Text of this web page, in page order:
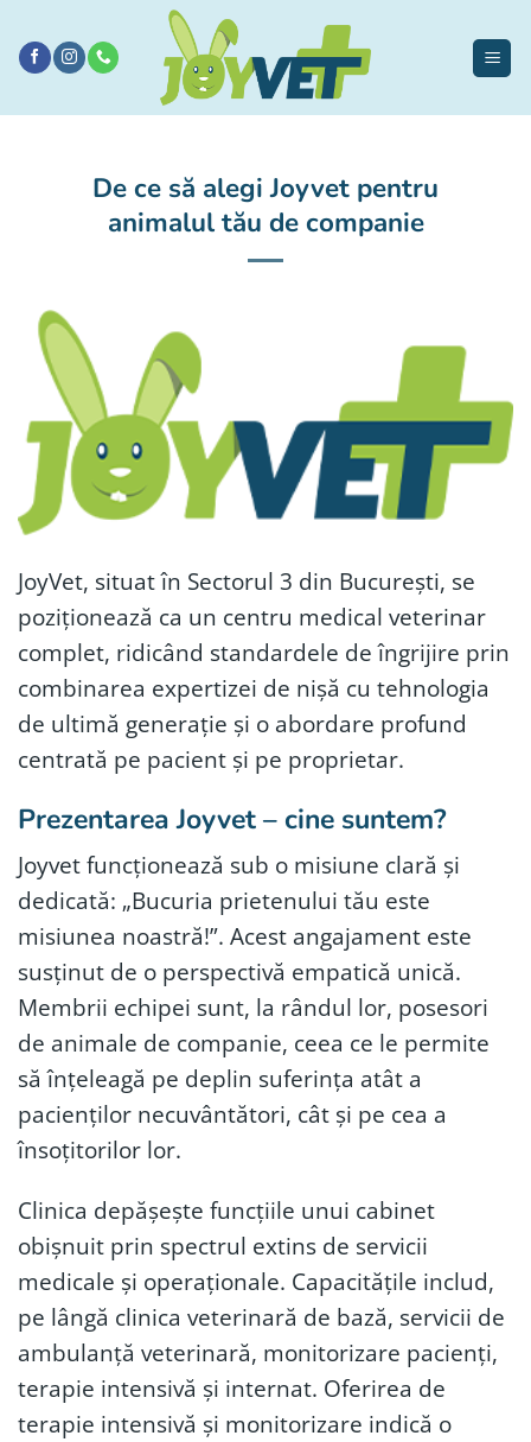
conținut
De ce să alegi Joyvet pentru
animalul tău de companie
JoyVet, situat în Sectorul 3 din București, se
poziționează ca un centru medical veterinar
complet, ridicând standardele de îngrijire prin
combinarea expertizei de nișă cu tehnologia
de ultimă generație și o abordare profund
centrată pe pacient și pe proprietar.
Prezentarea Joyvet – cine suntem?
Joyvet funcționează sub o misiune clară și
dedicată: „Bucuria prietenului tău este
misiunea noastră!”. Acest angajament este
susținut de o perspectivă empatică unică.
Membrii echipei sunt, la rândul lor, posesori
de animale de companie, ceea ce le permite
să înțeleagă pe deplin suferința atât a
pacienților necuvântători, cât și pe cea a
însoțitorilor lor.
Clinica depășește funcțiile unui cabinet
obișnuit prin spectrul extins de servicii
medicale și operaționale. Capacitățile includ,
pe lângă clinica veterinară de bază, servicii de
ambulanță veterinară, monitorizare pacienți,
terapie intensivă și internat. Oferirea de
terapie intensivă și monitorizare indică o